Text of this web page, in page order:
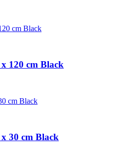
120 cm Black
30 cm Black